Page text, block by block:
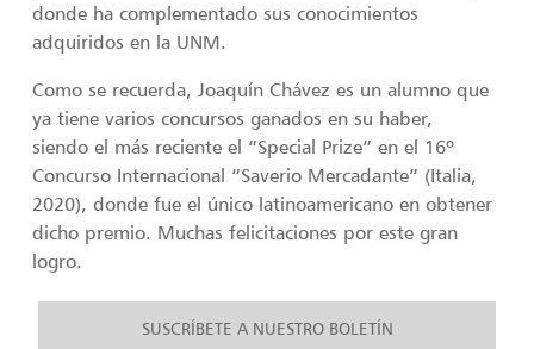
donde ha complementado sus conocimientos
adquiridos en la UNM.
Como se recuerda, Joaquín Chávez es un alumno que
ya tiene varios concursos ganados en su haber,
siendo el más reciente el “Special Prize” en el 16º
Concurso Internacional “Saverio Mercadante” (Italia,
2020), donde fue el único latinoamericano en obtener
dicho premio. Muchas felicitaciones por este gran
logro.
SUSCRÍBETE A NUESTRO BOLETÍN